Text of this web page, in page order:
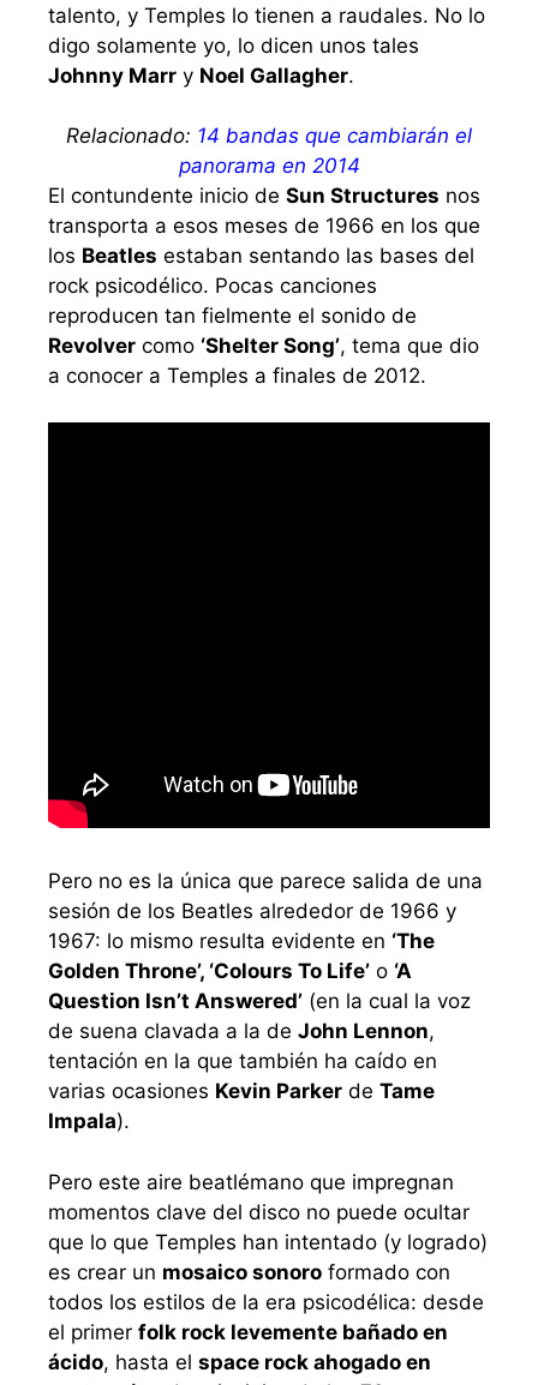
talento, y Temples lo tienen a raudales. No lo
digo solamente yo, lo dicen unos tales
Johnny Marr y Noel Gallagher.
Relacionado: 14 bandas que cambiarán el
panorama en 2014
El contundente inicio de Sun Structures nos
transporta a esos meses de 1966 en los que
los Beatles estaban sentando las bases del
rock psicodélico. Pocas canciones
reproducen tan fielmente el sonido de
Revolver como ‘Shelter Song’, tema que dio
a conocer a Temples a finales de 2012.
Pero no es la única que parece salida de una
sesión de los Beatles alrededor de 1966 y
1967: lo mismo resulta evidente en ‘The
Golden Throne’, ‘Colours To Life’ o ‘A
Question Isn’t Answered’ (en la cual la voz
de suena clavada a la de John Lennon,
tentación en la que también ha caído en
varias ocasiones Kevin Parker de Tame
Impala).
Pero este aire beatlémano que impregnan
momentos clave del disco no puede ocultar
que lo que Temples han intentado (y logrado)
es crear un mosaico sonoro formado con
todos los estilos de la era psicodélica: desde
el primer folk rock levemente bañado en
ácido, hasta el space rock ahogado en